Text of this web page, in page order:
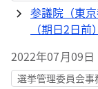
参議院（東
（期日2日前）
2022年07月09日
選挙管理委員会事